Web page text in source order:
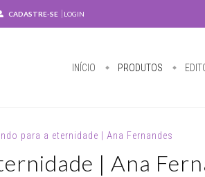
CADASTRE-SE LOGIN
INÍCIO PRODUTOS
para a eternidade | Ana Fernandes
| Ana